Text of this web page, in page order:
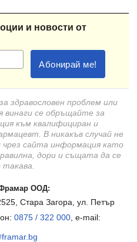
и новости от
здравословен проблем или
винаги се обръщайте за
към квалифициран и
В никакъв случай не
сайта информация като
дори и същата да се
такава.
ООД:
Стара Загора, ул. Петър
0875 / 322 000, e-mail: